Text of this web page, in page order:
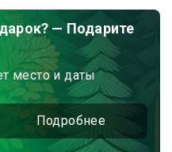
— Подарите
место и даты
Подробнее